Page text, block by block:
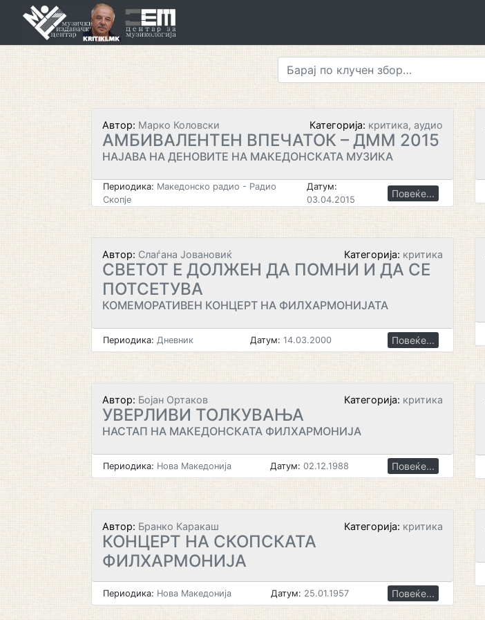
Автор: Марко Коловски Категорија: критика, аудио
АМБИВАЛЕНТЕН ВПЕЧАТОК – ДММ 2015
НАЈАВА НА ДЕНОВИТЕ НА МАКЕДОНСКАТА МУЗИКА
Периодика: Македонско радио - Радио
Скопје
Датум:
03.04.2015
Повеќе...
Автор: Слаѓана Јовановиќ Категорија: критика
СВЕТОТ Е ДОЛЖЕН ДА ПОМНИ И ДА СЕ
ПОТСЕТУВА
КОМЕМОРАТИВЕН КОНЦЕРТ НА ФИЛХАРМОНИЈАТА
Периодика: Дневник Датум: 14.03.2000 Повеќе...
Автор: Бојан Ортаков Категорија: критика
УВЕРЛИВИ ТОЛКУВАЊА
НАСТАП НА МАКЕДОНСКАТА ФИЛХАРМОНИЈА
Периодика: Нова Македонија Датум: 02.12.1988 Повеќе...
Автор: Бранко Каракаш Категорија: критика
КОНЦЕРТ НА СКОПСКАТА
ФИЛХАРМОНИЈА
Периодика: Нова Македонија Датум: 25.01.1957 Повеќе...